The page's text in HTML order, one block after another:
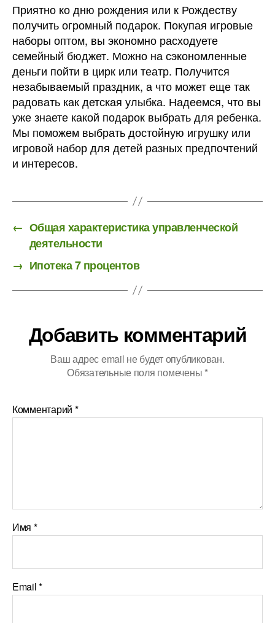
Приятно ко дню рождения или к Рождеству
получить огромный подарок. Покупая игровые
наборы оптом, вы экономно расходуете
семейный бюджет. Можно на сэкономленные
деньги пойти в цирк или театр. Получится
незабываемый праздник, а что может еще так
радовать как детская улыбка. Надеемся, что вы
уже знаете какой подарок выбрать для ребенка.
Мы поможем выбрать достойную игрушку или
игровой набор для детей разных предпочтений
и интересов.
← Общая характеристика управленческой
деятельности
→ Ипотека 7 процентов
Добавить комментарий
Ваш адрес email не будет опубликован.
Обязательные поля помечены *
Комментарий *
Имя *
Email*